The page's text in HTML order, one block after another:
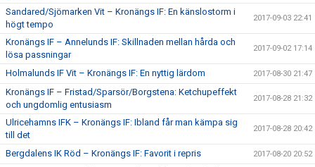
Sandared/Sjömarken Vit – Kronängs IF: En känslostorm i
högt tempo
2017-09-03 22:41
Kronängs IF – Annelunds IF: Skillnaden mellan hårda och
lösa passningar
2017-09-02 17:14
Holmalunds IF Vit – Kronängs IF: En nyttig lärdom 2017-08-30 21:47
Kronängs IF – Fristad/Sparsör/Borgstena: Ketchupeffekt
och ungdomlig entusiasm
2017-08-28 21:32
Ulricehamns IFK – Kronängs IF: Ibland får man kämpa sig
till det
2017-08-28 20:42
Bergdalens IK Röd – Kronängs IF: Favorit i repris 2017-08-20 20:52